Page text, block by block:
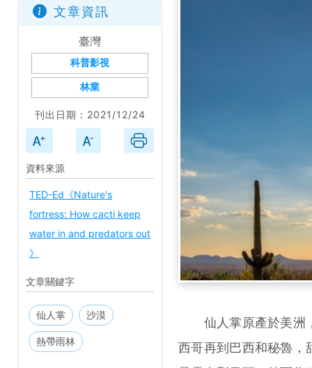
文章資訊
臺灣
科普影視
林業
刊出日期：2021/12/24
資料來源
TED-Ed《Nature's
fortress: How cacti keep
water in and predators out
》
文章關鍵字
仙人掌 沙漠
熱帶雨林
仙人掌原產於美洲，
西哥再到巴西和秘魯，